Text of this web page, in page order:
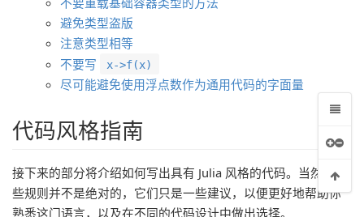
避免类型盗版
注意类型相等
不要写
x->f(x)
尽可能避免使用浮点数作为通用代码的字面量
代码风格指南
接下来的部分将介绍如何写出具有 Julia 风格的代码。当然，这
些规则并不是绝对的，它们只是一些建议，以便更好地帮助你
熟悉这门语言，以及在不同的代码设计中做出选择。